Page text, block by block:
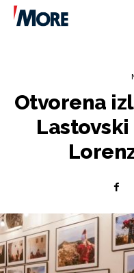
SPORT
PLOVILA
Otvorena